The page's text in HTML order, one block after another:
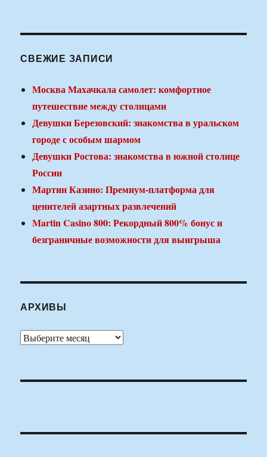
СВЕЖИЕ ЗАПИСИ
Москва Махачкала самолет: комфортное
путешествие между столицами
Девушки Березовский: знакомства в уральском
городе с особым шармом
Девушки Ростова: знакомства в южной столице
России
Мартин Казино: Премиум-платформа для
ценителей азартных развлечений
Martin Casino 800: Рекордный 800% бонус и
безграничные возможности для выигрыша
АРХИВЫ
Архивы